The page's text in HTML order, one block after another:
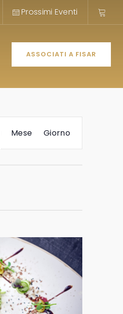
Prossimi Eventi
ASSOCIATI A FISAR
Viste
Navigazione
Mese Giorno